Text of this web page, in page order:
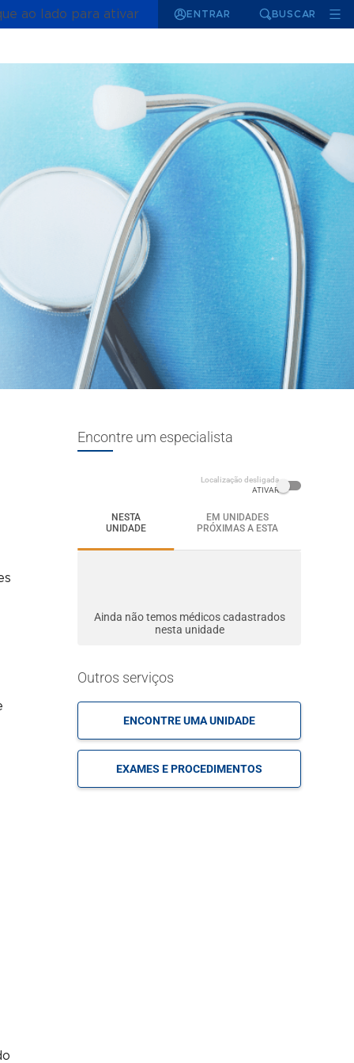
ao lado para ativar ENTRAR BUSCAR
Encontre um especialista
Localização desligada
ATIVAR
NESTA
UNIDADE
EM UNIDADES
PRÓXIMAS A ESTA
Ainda não temos médicos cadastrados
nesta unidade
Outros serviços
ENCONTRE UMA UNIDADE
EXAMES E PROCEDIMENTOS